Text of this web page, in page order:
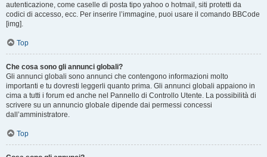
autenticazione, come caselle di posta tipo yahoo o hotmail, siti protetti da
codici di accesso, ecc. Per inserire l’immagine, puoi usare il comando BBCode
[img].
Top
Che cosa sono gli annunci globali?
Gli annunci globali sono annunci che contengono informazioni molto
importanti e tu dovresti leggerli quanto prima. Gli annunci globali appaiono in
cima a tutti i forum ed anche nel Pannello di Controllo Utente. La possibilità di
scrivere su un annuncio globale dipende dai permessi concessi
dall’amministratore.
Top